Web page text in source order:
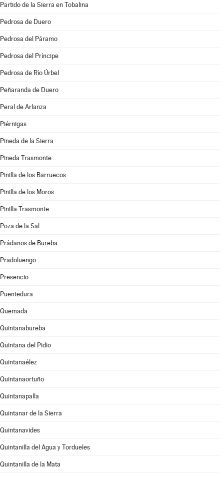
Partido de la Sierra en Tobalina
Pedrosa de Duero
Pedrosa del Páramo
Pedrosa del Príncipe
Pedrosa de Río Úrbel
Peñaranda de Duero
Peral de Arlanza
Piérnigas
Pineda de la Sierra
Pineda Trasmonte
Pinilla de los Barruecos
Pinilla de los Moros
Pinilla Trasmonte
Poza de la Sal
Prádanos de Bureba
Pradoluengo
Presencio
Puentedura
Quemada
Quintanabureba
Quintana del Pidio
Quintanaélez
Quintanaortuño
Quintanapalla
Quintanar de la Sierra
Quintanavides
Quintanilla del Agua y Tordueles
Quintanilla de la Mata